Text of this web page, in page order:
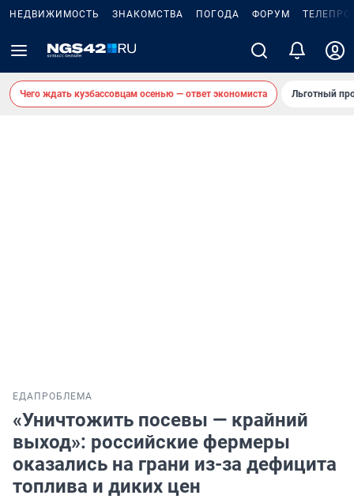
НЕДВИЖИМОСТЬ ЗНАКОМСТВА ПОГОДА ФОРУМ
Чего ждать кузбассовцам осенью — ответ экономиста Льготный
ЕДА ПРОБЛЕМА
«Уничтожить посевы — крайний
выход»: российские фермеры
оказались на грани из-за дефицита
топлива и диких цен